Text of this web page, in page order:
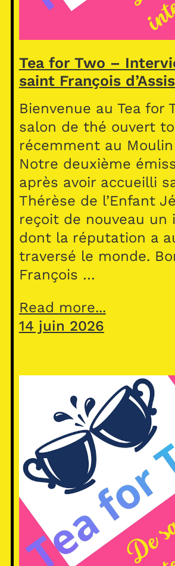
Tea for Two –
saint François
Bienvenue au Tea for
salon de thé ouvert
récemment au Moulin
Notre deuxième
après avoir accueilli
Thérèse de l’Enfant
reçoit de nouveau un
dont la réputation a
traversé le monde.
François …
Read more...
14 juin 2026